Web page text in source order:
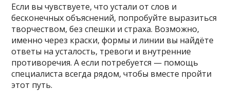
Если вы чувствуете, что устали от слов и
бесконечных объяснений, попробуйте выразиться
творчеством, без спешки и страха. Возможно,
именно через краски, формы и линии вы найдёте
ответы на усталость, тревоги и внутренние
противоречия. А если потребуется — помощь
специалиста всегда рядом, чтобы вместе пройти
этот путь.